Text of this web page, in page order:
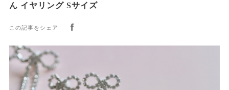
ん イヤリング Sサイズ
この記事をシェア